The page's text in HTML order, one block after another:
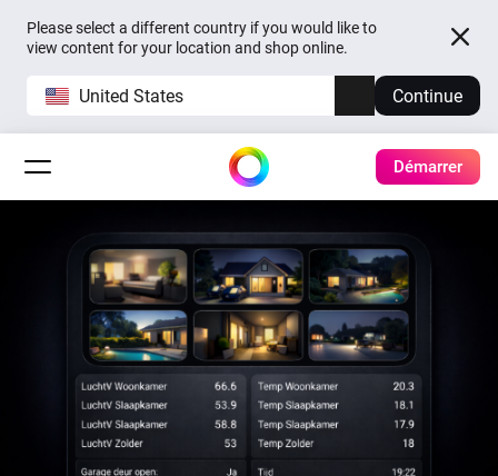
Please select a different country if you would like to
view content for your location and shop online.
United States Continue
Démarrer